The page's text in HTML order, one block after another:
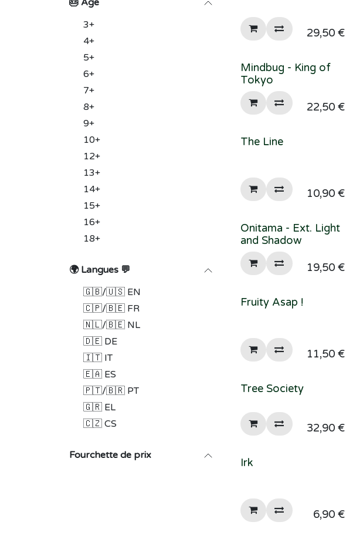
🎂 Âge
3+
4+
5+
6+
7+
8+
9+
10+
12+
13+
14+
15+
16+
18+
🌍 Langues 💬
🇬🇧/🇺🇸 EN
🇨🇵/🇧🇪 FR
🇳🇱/🇧🇪 NL
🇩🇪 DE
🇮🇹 IT
🇪🇦 ES
🇵🇹/🇧🇷 PT
🇬🇷 EL
🇨🇿 CS
Fourchette de prix
29,50 €
Mindbug - King of
Tokyo
22,50 €
The Line
10,90 €
Onitama - Ext. Light
and Shadow
19,50 €
Fruity Asap !
11,50 €
Tree Society
32,90 €
Irk
6,90 €